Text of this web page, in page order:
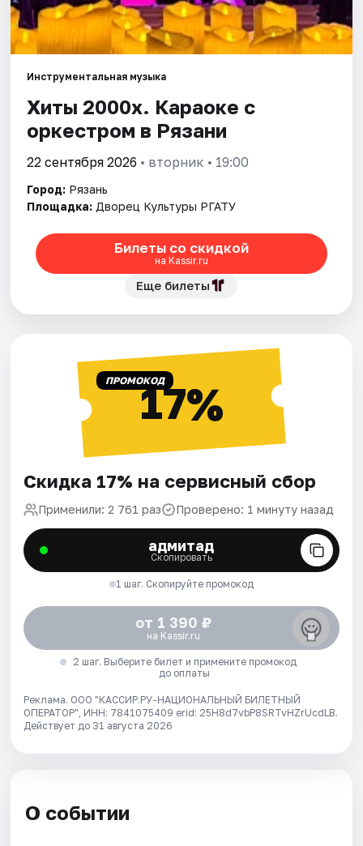
Инструментальная музыка
Хиты 2000х. Караоке с
оркестром в Рязани
22 сентября 2026 • вторник • 19:00
Город: Рязань
Площадка: Дворец Культуры РГАТУ
Билеты со скидкой
на Kassir.ru
Еще билеты
ПРОМОКОД17%
Скидка 17% на сервисный сбор
Применили: 2 761 раз Проверено: 1 минуту назад
адмитад
Скопировать
1 шаг. Скопируйте промокод
от 1 390 ₽
на Kassir.ru
2 шаг. Выберите билет и примените промокод
до оплаты
Реклама. ООО "КАССИР.РУ-НАЦИОНАЛЬНЫЙ БИЛЕТНЫЙ
ОПЕРАТОР", ИНН: 7841075409 erid: 25H8d7vbP8SRTvHZrUcdLB.
Действует до 31 августа 2026
О событии